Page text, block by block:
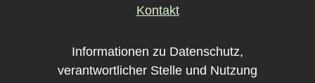
Kontakt
Informationen zu Datenschutz,
verantwortlicher Stelle und Nutzung